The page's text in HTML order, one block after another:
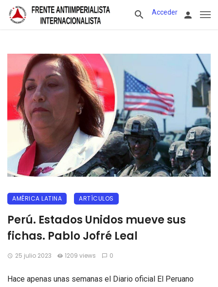
Acceder
AMÉRICA LATINA ARTÍCULOS
Perú. Estados Unidos mueve sus
fichas. Pablo Jofré Leal
25 julio 2023 1209 views 0
Hace apenas unas semanas el Diario oficial El Peruano